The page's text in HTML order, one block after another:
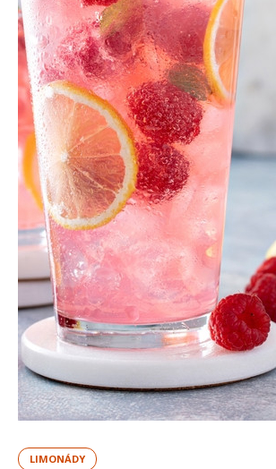
LIMONÁDY